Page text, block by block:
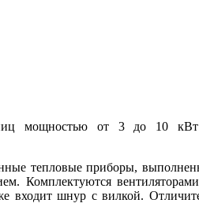
мощностью от 3 до 10
тепловые приборы,
Комплектуются
входит шнур с вилкой.